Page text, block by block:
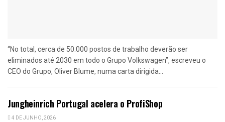
“No total, cerca de 50.000 postos de trabalho deverão ser
eliminados até 2030 em todo o Grupo Volkswagen”, escreveu o
CEO do Grupo, Oliver Blume, numa carta dirigida...
Jungheinrich Portugal acelera o ProfiShop
4 DE JUNHO, 2026